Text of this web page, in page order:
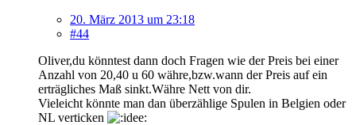
20. März 2013 um 23:18
#44
Oliver,du könntest dann doch Fragen wie der Preis bei einer
Anzahl von 20,40 u 60 währe,bzw.wann der Preis auf ein
erträgliches Maß sinkt.Währe Nett von dir.
Vieleicht könnte man dan überzählige Spulen in Belgien oder
NL verticken